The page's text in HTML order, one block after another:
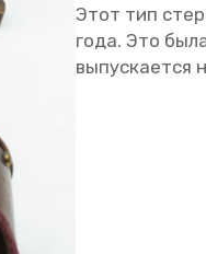
Этот тип
года. Это
вы­пус­ка­ет­ся